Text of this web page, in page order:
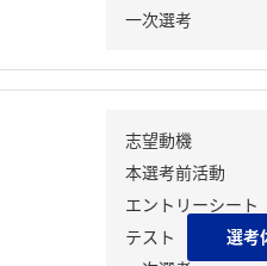
一次選考
志望動機
本選考前活動
エントリーシート
テスト
選考